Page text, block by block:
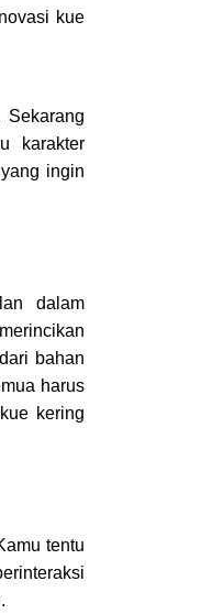
kue
Sekarang
karakter
ingin
dalam
bahan
harus
kering
tentu